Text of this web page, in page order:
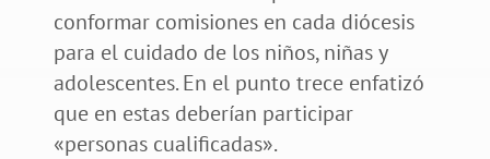
conformar comisiones en cada diócesis
para el cuidado de los niños, niñas y
adolescentes. En el punto trece enfatizó
que en estas deberían participar
«personas cualificadas».